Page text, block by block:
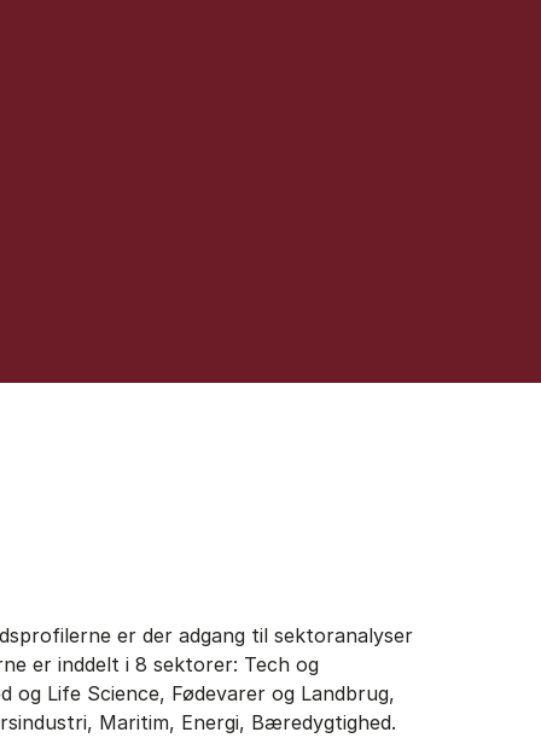
er der adgang til sektoranalyser
er inddelt i 8 sektorer: Tech og
og Life Science, Fødevarer og Landbrug,
Maritim, Energi, Bæredygtighed.